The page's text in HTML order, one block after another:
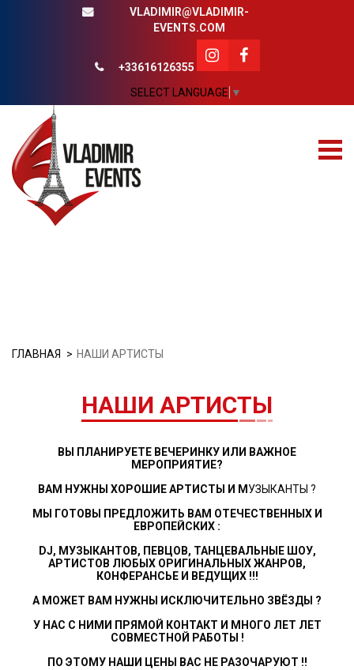
VLADIMIR@VLADIMIR-
EVENTS.COM
+33616126355
SELECT LANGUAGE ▼
ГЛАВНАЯ НАШИ АРТИСТЫ
НАШИ АРТИСТЫ
ВЫ ПЛАНИРУЕТЕ ВЕЧЕРИНКУ ИЛИ ВАЖНОЕ
МЕРОПРИЯТИЕ?
ВАМ НУЖНЫ ХОРОШИЕ АРТИСТЫ И М УЗЫКАНТЫ ?
МЫ ГОТОВЫ ПРЕДЛОЖИТЬ ВАМ ОТЕЧЕСТВЕННЫХ И
ЕВРОПЕЙСКИХ :
DJ, МУЗЫКАНТОВ, ПЕВЦОВ, ТАНЦЕВАЛЬНЫЕ ШОУ,
АРТИСТОВ ЛЮБЫХ ОРИГИНАЛЬНЫХ ЖАНРОВ,
КОНФЕРАНСЬЕ И ВЕДУЩИХ !!!
А МОЖЕТ ВАМ НУЖНЫ ИСКЛЮЧИТЕЛЬНО ЗВЁЗДЫ ?
У НАС С НИМИ ПРЯМОЙ КОНТАКТ И МНОГО ЛЕТ ЛЕТ
СОВМЕСТНОЙ РАБОТЫ !
ПО ЭТОМУ НАШИ ЦЕНЫ ВАС НЕ РАЗОЧАРУЮТ !!